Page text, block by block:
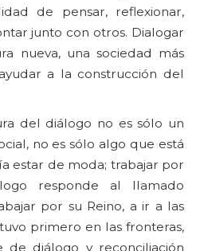
de pensar, reflexionar,
junto con otros. Dialogar
nueva, una sociedad más
a la construcción del
del diálogo no es sólo un
no es sólo algo que está
estar de moda; trabajar por
responde al llamado
por su Reino, a ir a las
primero en las fronteras,
diálogo y reconciliación